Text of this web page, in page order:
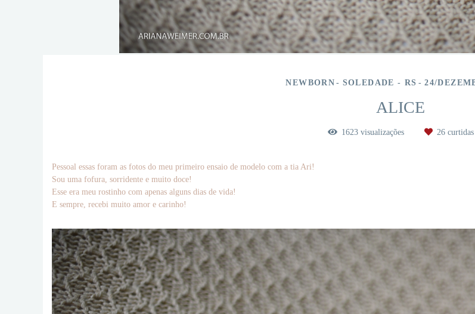
NEWBORN SOLEDADE - RS 24/
ALICE
1623visualizações 26curtidas
Pessoal essas foram as fotos do meu primeiro ensaio de modelo com a tia Ari!
Sou uma fofura, sorridente e muito doce!
Esse era meu rostinho com apenas alguns dias de vida!
E sempre, recebi muito amor e carinho!